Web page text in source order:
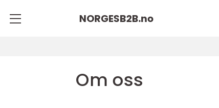
NORGESB2B.no
Om oss